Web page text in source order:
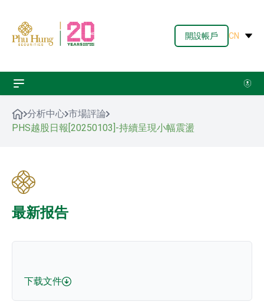
開設帳戶 CN
分析中心 市場評論
PHS越股日報[20250103]-持續呈現小幅震盪
最新报告
下载文件